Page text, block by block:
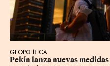
GEOPOLÍTICA
Pekín lanza nuevas